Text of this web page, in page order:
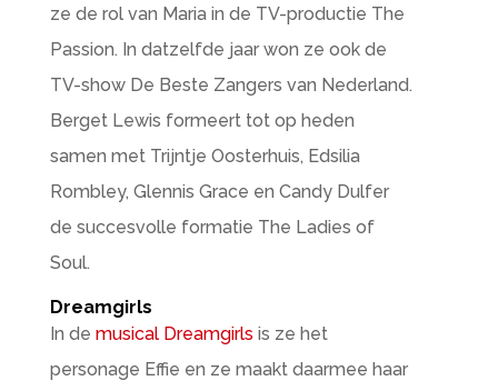
ze de rol van Maria in de TV-productie The
Passion. In datzelfde jaar won ze ook de
TV-show De Beste Zangers van Nederland.
Berget Lewis formeert tot op heden
samen met Trijntje Oosterhuis, Edsilia
Rombley, Glennis Grace en Candy Dulfer
de succesvolle formatie The Ladies of
Soul.
Dreamgirls
In de musical Dreamgirls is ze het
personage Effie en ze maakt daarmee haar